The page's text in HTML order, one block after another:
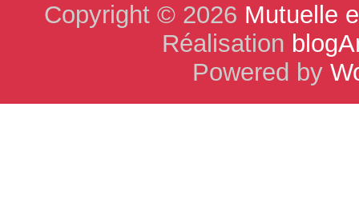
Copyright © 2026 Mutuelle
Réalisation
Powered by